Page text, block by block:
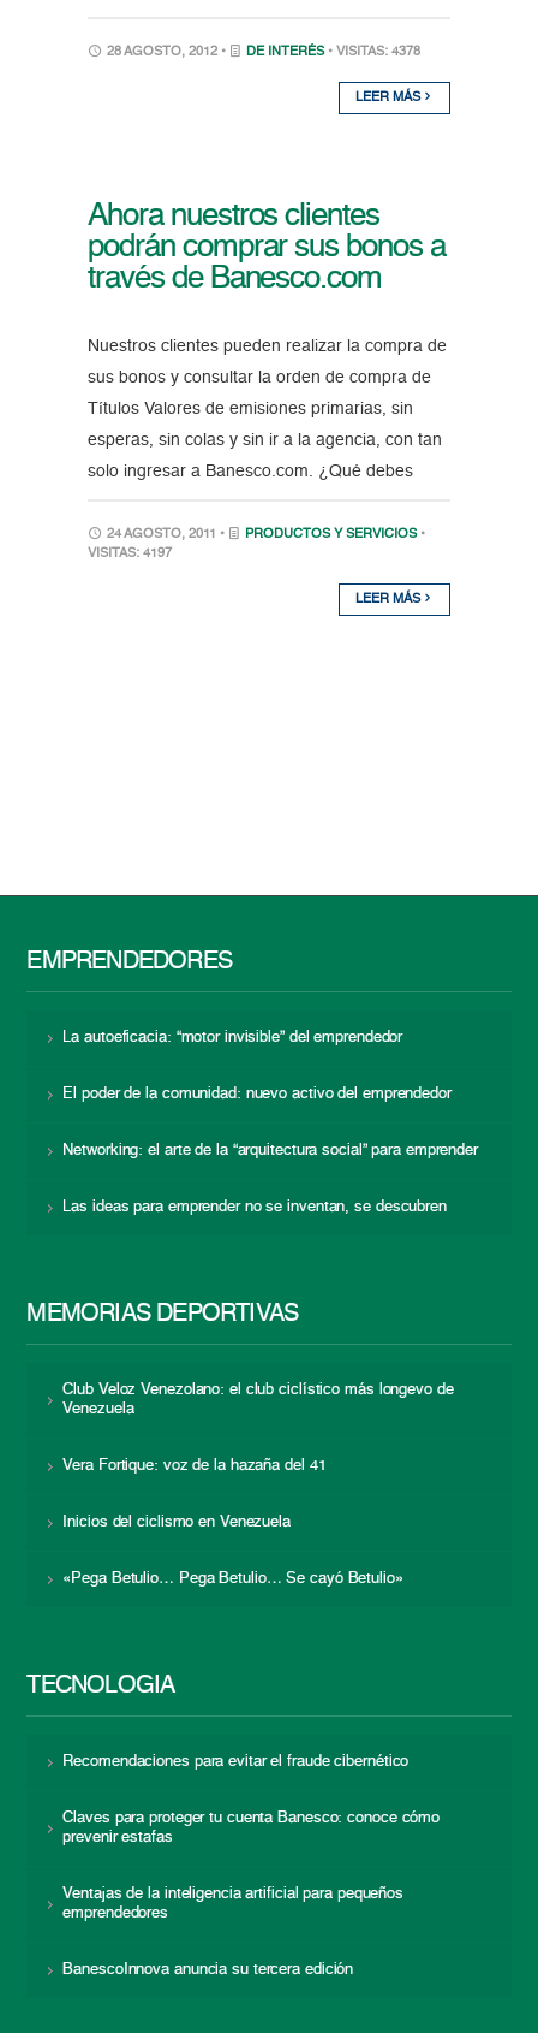
28 AGOSTO, 2012 • DE INTERÉS • VISITAS: 4378
LEER MÁS
Ahora nuestros clientes
podrán comprar sus bonos a
través de Banesco.com
Nuestros clientes pueden realizar la compra de
sus bonos y consultar la orden de compra de
Títulos Valores de emisiones primarias, sin
esperas, sin colas y sin ir a la agencia, con tan
solo ingresar a Banesco.com. ¿Qué debes
24 AGOSTO, 2011 • PRODUCTOS Y SERVICIOS •
VISITAS: 4197
LEER MÁS
EMPRENDEDORES
La autoeficacia: “motor invisible” del emprendedor
El poder de la comunidad: nuevo activo del emprendedor
Networking: el arte de la “arquitectura social” para emprender
Las ideas para emprender no se inventan, se descubren
MEMORIAS DEPORTIVAS
Club Veloz Venezolano: el club ciclístico más longevo de
Venezuela
Vera Fortique: voz de la hazaña del 41
Inicios del ciclismo en Venezuela
«Pega Betulio… Pega Betulio… Se cayó Betulio»
TECNOLOGÍA
Recomendaciones para evitar el fraude cibernético
Claves para proteger tu cuenta Banesco: conoce cómo
prevenir estafas
Ventajas de la inteligencia artificial para pequeños
emprendedores
BanescoInnova anuncia su tercera edición